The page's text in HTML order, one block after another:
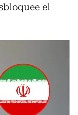
el